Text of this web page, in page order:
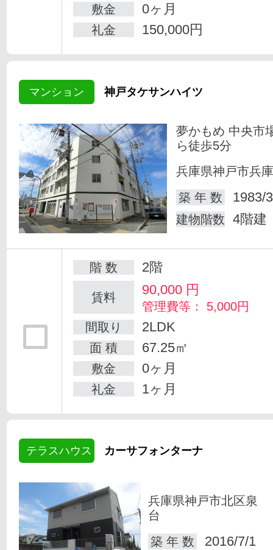
敷金 0ヶ月
礼金 150,000円
マンション 神戸タケサンハイツ
夢かもめ 中央市
ら徒歩5分
兵庫県神戸市兵
築 年 数
1983/
建物階数 4階建
階 数 2階
賃料 90,000 円
管理費等： 5,000円
間取り
2LDK
面 積 67.25㎡
敷金 0ヶ月
礼金 1ヶ月
テラスハウス カーサフォンターナ
兵庫県神戸市北区泉
台
築 年 数
2016/7/1